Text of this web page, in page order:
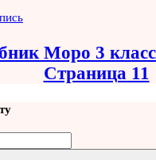
Моро 3 класс
Страница 11